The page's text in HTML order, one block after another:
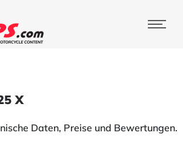
X
Daten, Preise und Bewertungen.